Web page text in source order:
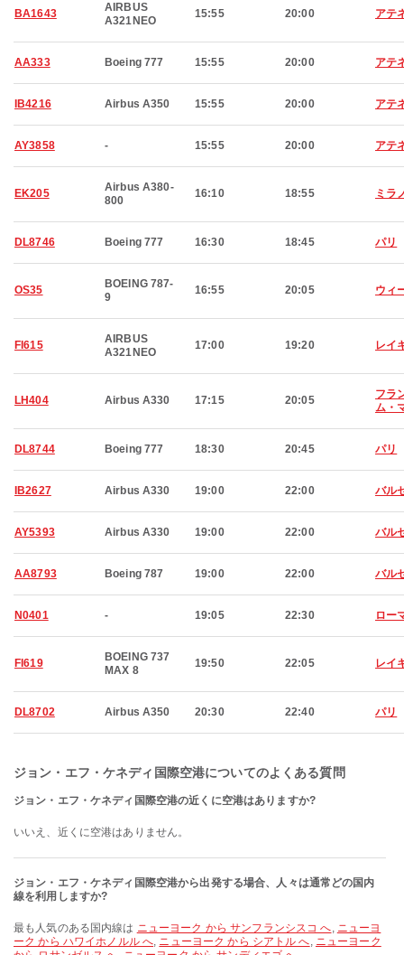
BA1643
AIRBUS
A321NEO
15:55 20:00 アテ
AA333 Boeing 777 15:55 20:00 アテ
IB4216 Airbus A350 15:55 20:00 アテ
AY3858 - 15:55 20:00 アテ
EK205
Airbus A380-
800
16:10 18:55 ミラ
DL8746 Boeing 777 16:30 18:45 パリ
OS35
BOEING 787-
9
16:55 20:05 ウィ
FI615
AIRBUS
A321NEO
17:00 19:20 レイ
LH404 Airbus A330 17:15 20:05
フラ
ム・
DL8744 Boeing 777 18:30 20:45 パリ
IB2627 Airbus A330 19:00 22:00 バル
AY5393 Airbus A330 19:00 22:00 バル
AA8793 Boeing 787 19:00 22:00 バル
N0401 - 19:05 22:30 ロー
FI619
BOEING 737
MAX 8
19:50 22:05 レイ
DL8702 Airbus A350 20:30 22:40 パリ
ジョン・エフ・ケネディ国際空港についてのよくある質問
ジョン・エフ・ケネディ国際空港の近くに空港はありますか?
いいえ、近くに空港はありません。
ジョン・エフ・ケネディ国際空港から出発する場合、人々は通常どの国内
線を利用しますか?
最も人気のある国内線は ニューヨーク から サンフランシスコ へ, ニューヨ
ーク から ハワイホノルル へ, ニューヨーク から シアトル へ, ニューヨーク